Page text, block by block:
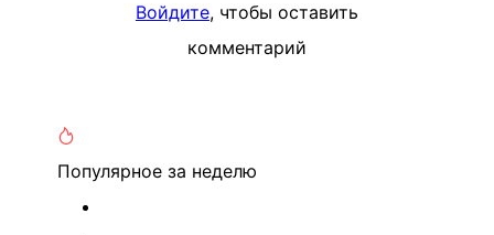
Войдите, чтобы оставить
комментарий
Популярное за неделю